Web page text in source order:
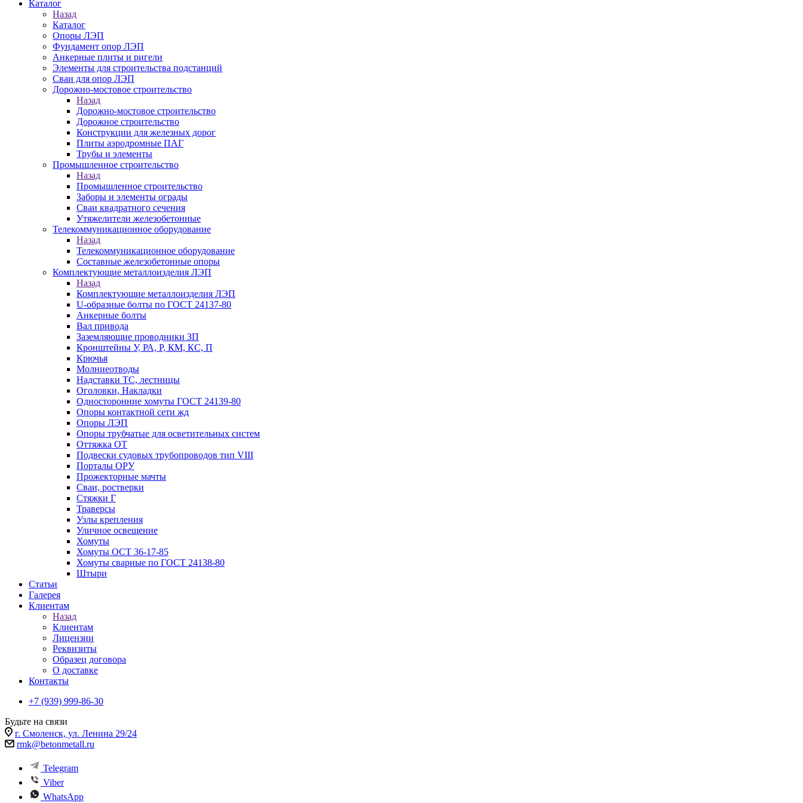
Каталог
Назад
Каталог
Опоры ЛЭП
Фундамент опор ЛЭП
Анкерные плиты и ригели
Элементы для строительства подстанций
Сваи для опор ЛЭП
Дорожно-мостовое строительство
Назад
Дорожно-мостовое строительство
Дорожное строительство
Конструкции для железных дорог
Плиты аэродромные ПАГ
Трубы и элементы
Промышленное строительство
Назад
Промышленное строительство
Заборы и элементы ограды
Сваи квадратного сечения
Утяжелители железобетонные
Телекоммуникационное оборудование
Назад
Телекоммуникационное оборудование
Составные железобетонные опоры
Комплектующие металлоизделия ЛЭП
Назад
Комплектующие металлоизделия ЛЭП
U-образные болты по ГОСТ 24137-80
Анкерные болты
Вал привода
Заземляющие проводники ЗП
Кронштейны У, РА, Р, КМ, КС, П
Крючья
Молниеотводы
Надставки ТС, лестницы
Оголовки, Накладки
Односторонние хомуты ГОСТ 24139-80
Опоры контактной сети жд
Опоры ЛЭП
Опоры трубчатые для осветительных систем
Оттяжка ОТ
Подвески судовых трубопроводов тип VIII
Порталы ОРУ
Прожекторные мачты
Сваи, ростверки
Стяжки Г
Траверсы
Узлы крепления
Уличное освещение
Хомуты
Хомуты ОСТ 36-17-85
Хомуты сварные по ГОСТ 24138-80
Штыри
Статьи
Галерея
Клиентам
Назад
Клиентам
Лицензии
Реквизиты
Образец договора
О доставке
Контакты
+7 (939) 999-86-30
Будьте на связи
г. Смоленск, ул. Ленина 29/24
rmk@betonmetall.ru
Telegram
Viber
WhatsApp